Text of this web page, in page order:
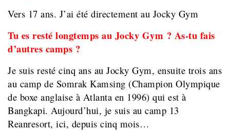
Vers 17 ans. J’ai été directement au Jocky Gym
Tu es resté longtemps au Jocky Gym ? As-tu fais
d’autres camps ?
Je suis resté cinq ans au Jocky Gym, ensuite trois ans
au camp de Somrak Kamsing (Champion Olympique
de boxe anglaise à Atlanta en 1996) qui est à
Bangkapi. Aujourd’hui, je suis au camp 13
Reanresort, ici, depuis cinq mois…